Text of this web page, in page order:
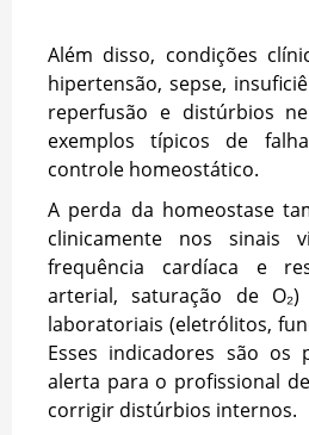
Além disso, condições
hipertensão, sepse,
reperfusão e distúrbios
exemplos típicos de
controle homeostático.
A perda da homeostase
clinicamente nos sinais
frequência cardíaca e
arterial, saturação de
laboratoriais (eletrólitos,
Esses indicadores são os
alerta para o profissional
corrigir distúrbios internos.